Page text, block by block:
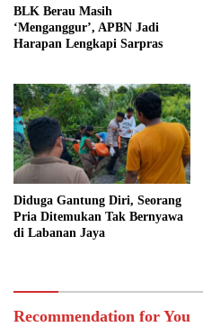
BLK Berau Masih
‘Menganggur’, APBN Jadi
Harapan Lengkapi Sarpras
Diduga Gantung Diri, Seorang
Pria Ditemukan Tak Bernyawa
di Labanan Jaya
Recommendation for You